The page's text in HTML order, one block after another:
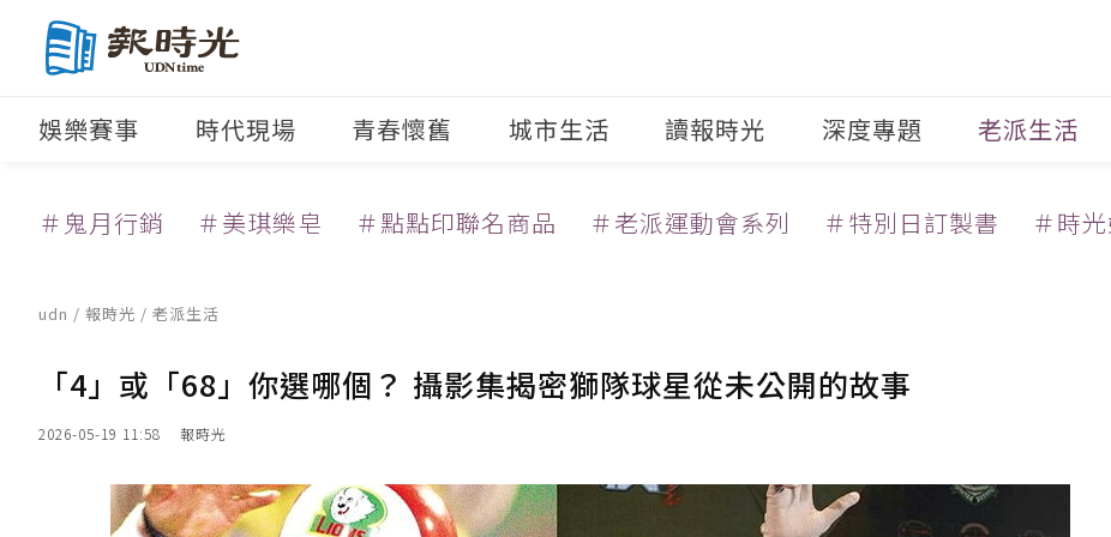
娛樂賽事 時代現場 青春懷舊 城市生活 讀報時光 深度專題 老派生活
＃鬼月行銷 ＃美琪樂皂 ＃點點印聯名商品 ＃老派運動會系列 ＃特別日訂製書 ＃時
udn / 報時光 / 老派生活
「4」或「68」你選哪個？ 攝影集揭密獅隊球星從未公開的故事
2026-05-19 11:58 報時光